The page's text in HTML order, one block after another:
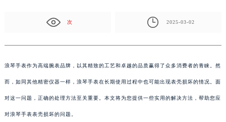
次 2025-03-02
浪琴手表作为高端腕表品牌，以其精致的工艺和卓越的品质赢得了众多消费者的青睐。然
而，如同其他精密仪器一样，浪琴手表在长期使用过程中也可能出现表壳损坏的情况。面
对这一问题，正确的处理方法至关重要。本文将为您提供一些实用的解决方法，帮助您应
对浪琴手表表壳损坏的问题。